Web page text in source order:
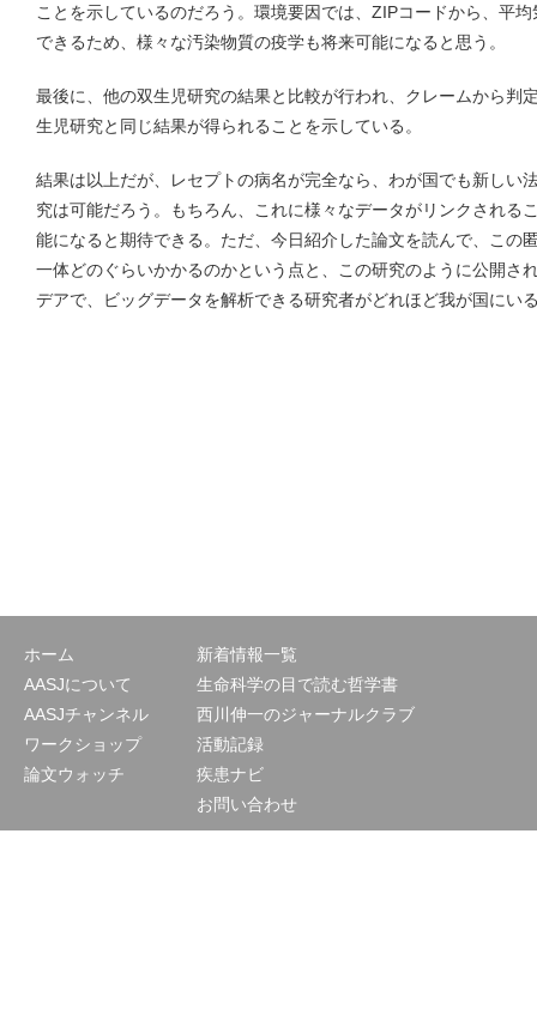
ことを示しているのだろう。環境要因では、ZIPコードから、平
できるため、様々な汚染物質の疫学も将来可能になると思う。
最後に、他の双生児研究の結果と比較が行われ、クレームから判
生児研究と同じ結果が得られることを示している。
結果は以上だが、レセプトの病名が完全なら、わが国でも新しい
究は可能だろう。もちろん、これに様々なデータがリンクされる
能になると期待できる。ただ、今日紹介した論文を読んで、この
一体どのぐらいかかるのかという点と、この研究のように公開さ
デアで、ビッグデータを解析できる研究者がどれほど我が国にい
ホーム
AASJについて
AASJチャンネル
ワークショップ
論文ウォッチ
新着情報一覧
生命科学の目で読む哲学書
西川伸一のジャーナルクラブ
活動記録
疾患ナビ
お問い合わせ